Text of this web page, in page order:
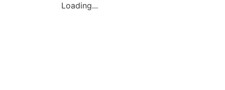
Loading...